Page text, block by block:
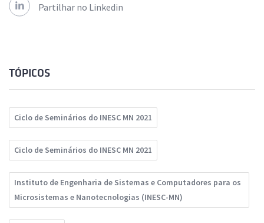
Partilhar no Linkedin
TÓPICOS
Ciclo de Seminários do INESC MN 2021
Ciclo de Seminários do INESC MN 2021
Instituto de Engenharia de Sistemas e Computadores para os
Microsistemas e Nanotecnologias (INESC-MN)